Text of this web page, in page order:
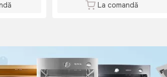
La comandă